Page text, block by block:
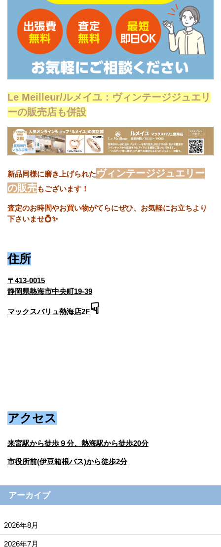
Le Meilleur/ルメイユ：ヴィンテージジュエリ
ーの販売店も併設
新品同様に磨き上げられたヴィンテージジュエリー
の販売もございます！
査定のお時間やお買い物がてらにぜひ、お気軽にお立ちより
下さいませ💍✨
住所
〒413-0015
静岡県熱海市中央町19-39
マックスバリュ熱海店2F☟
アクセス
来宮駅から徒歩９分、熱海駅から徒歩20分
市役所前(伊豆箱根バス)から徒歩2分
アーカイブ
2026年8月
2026年7月